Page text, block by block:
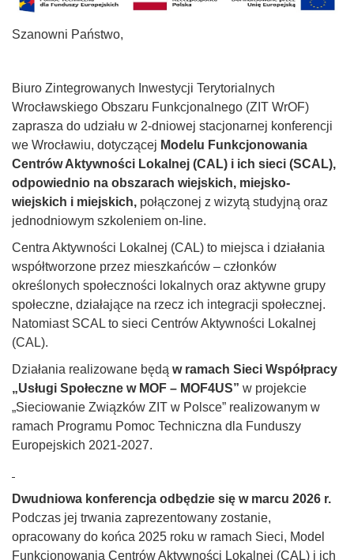
Szanowni Państwo,
Biuro Zintegrowanych Inwestycji Terytorialnych
Wrocławskiego Obszaru Funkcjonalnego (ZIT WrOF)
zaprasza do udziału w 2-dniowej stacjonarnej konferencji
we Wrocławiu, dotyczącej Modelu Funkcjonowania
Centrów Aktywności Lokalnej (CAL) i ich sieci (SCAL),
odpowiednio na obszarach wiejskich, miejsko-
wiejskich i miejskich, połączonej z wizytą studyjną oraz
jednodniowym szkoleniem on-line.
Centra Aktywności Lokalnej (CAL) to miejsca i działania
współtworzone przez mieszkańców – członków
określonych społeczności lokalnych oraz aktywne grupy
społeczne, działające na rzecz ich integracji społecznej.
Natomiast SCAL to sieci Centrów Aktywności Lokalnej
(CAL).
Działania realizowane będą w ramach Sieci Współpracy
„Usługi Społeczne w MOF – MOF4US” w projekcie
„Sieciowanie Związków ZIT w Polsce” realizowanym w
ramach Programu Pomoc Techniczna dla Funduszy
Europejskich 2021-2027.
Dwudniowa konferencja odbędzie się w marcu 2026 r.
Podczas jej trwania zaprezentowany zostanie,
opracowany do końca 2025 roku w ramach Sieci, Model
Funkcjonowania Centrów Aktywności Lokalnej (CAL) i ich